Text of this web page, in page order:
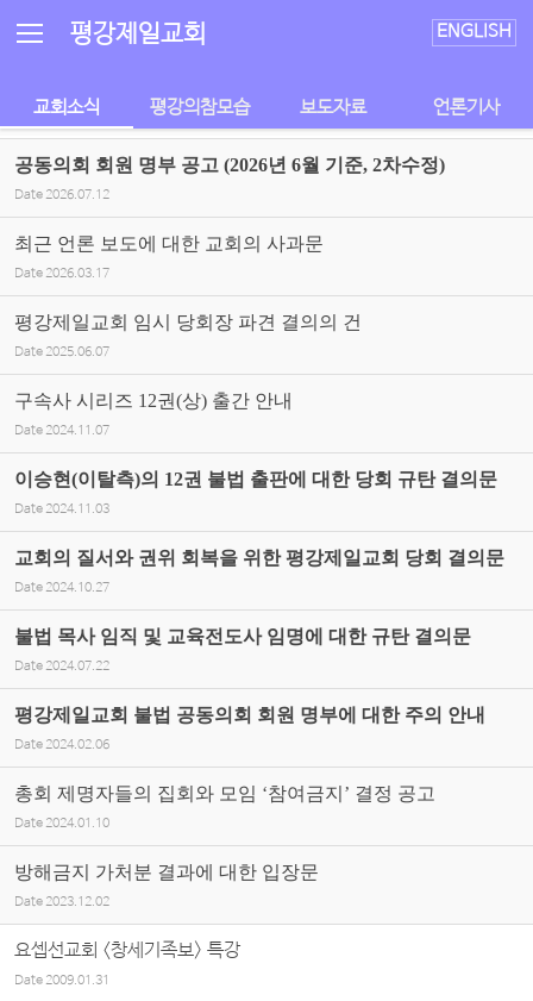
평강제일교회 ENGLISH
교회소식 평강의참모습 보도자료 언론기사
공동의회 회원 명부 공고 (2026년 6월 기준, 2차수정)
Date 2026.07.12
최근 언론 보도에 대한 교회의 사과문
Date 2026.03.17
평강제일교회 임시 당회장 파견 결의의 건
Date 2025.06.07
구속사 시리즈 12권(상) 출간 안내
Date 2024.11.07
이승현(이탈측)의 12권 불법 출판에 대한 당회 규탄 결의문
Date 2024.11.03
교회의 질서와 권위 회복을 위한 평강제일교회 당회 결의문
Date 2024.10.27
불법 목사 임직 및 교육전도사 임명에 대한 규탄 결의문
Date 2024.07.22
평강제일교회 불법 공동의회 회원 명부에 대한 주의 안내
Date 2024.02.06
총회 제명자들의 집회와 모임 ‘참여금지’ 결정 공고
Date 2024.01.10
방해금지 가처분 결과에 대한 입장문
Date 2023.12.02
요셉선교회 <창세기족보> 특강
Date2009.01.31